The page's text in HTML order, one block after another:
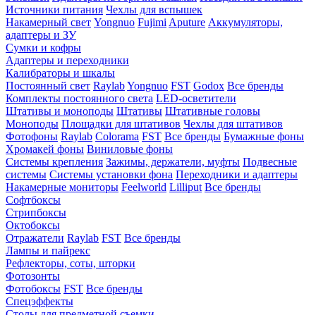
Источники питания Чехлы для вспышек
Накамерный свет Yongnuo Fujimi Aputure Аккумуляторы,
адаптеры и ЗУ
Сумки и кофры
Адаптеры и переходники
Калибраторы и шкалы
Постоянный свет RaylabYongnuo FST Godox Все бренды
Комплекты постоянного света LED-осветители
Штативы и моноподы Штативы Штативные головы
Моноподы Площадки для штативов Чехлы для штативов
Фотофоны Raylab Colorama FST Все бренды Бумажные фоны
Хромакей фоны Виниловые фоны
Системы крепления Зажимы, держатели, муфты Подвесные
системы Системы установки фона Переходники и адаптеры
Накамерные мониторы Feelworld Lilliput Все бренды
Софтбоксы
Стрипбоксы
Октобоксы
Отражатели Raylab FST Все бренды
Лампы и пайрекс
Рефлекторы, соты, шторки
Фотозонты
Фотобоксы FST Все бренды
Спецэффекты